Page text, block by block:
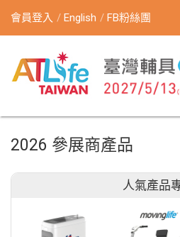
會員登入 English FB粉絲團
2026 參展商產品
人氣產品